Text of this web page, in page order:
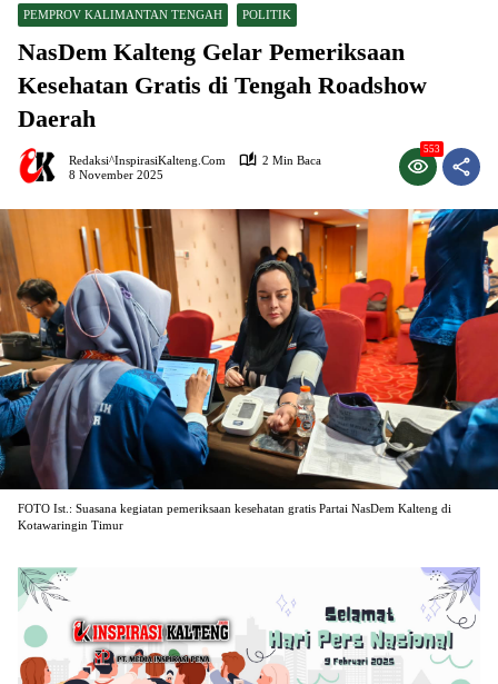
PEMPROV KALIMANTAN TENGAH POLITIK
NasDem Kalteng Gelar Pemeriksaan
Kesehatan Gratis di Tengah Roadshow
Daerah
Redaksi^InspirasiKalteng.com
2 Min Baca
8 November 2025
553
FOTO Ist.: Suasana kegiatan pemeriksaan kesehatan gratis Partai NasDem Kalteng di
Kotawaringin Timur